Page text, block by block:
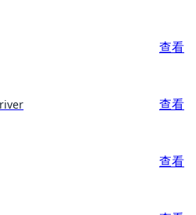
查看
查看
查看